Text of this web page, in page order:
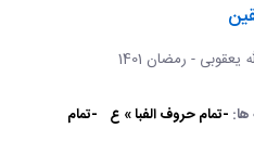
یعقوبی - رمضان 1401
ها: -تمام حروف الفبا » ع -تمام